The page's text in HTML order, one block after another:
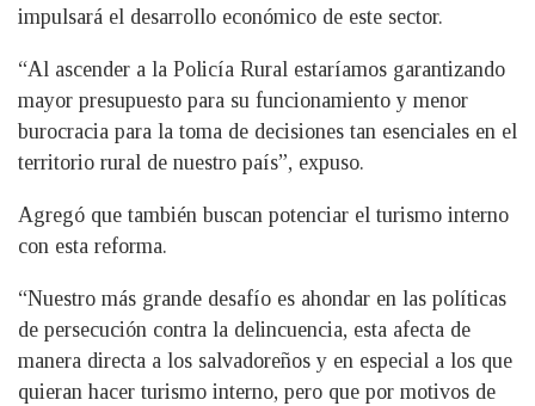
impulsará el desarrollo económico de este sector.
“Al ascender a la Policía Rural estaríamos garantizando
mayor presupuesto para su funcionamiento y menor
burocracia para la toma de decisiones tan esenciales en el
territorio rural de nuestro país”, expuso.
Agregó que también buscan potenciar el turismo interno
con esta reforma.
“Nuestro más grande desafío es ahondar en las políticas
de persecución contra la delincuencia, esta afecta de
manera directa a los salvadoreños y en especial a los que
quieran hacer turismo interno, pero que por motivos de